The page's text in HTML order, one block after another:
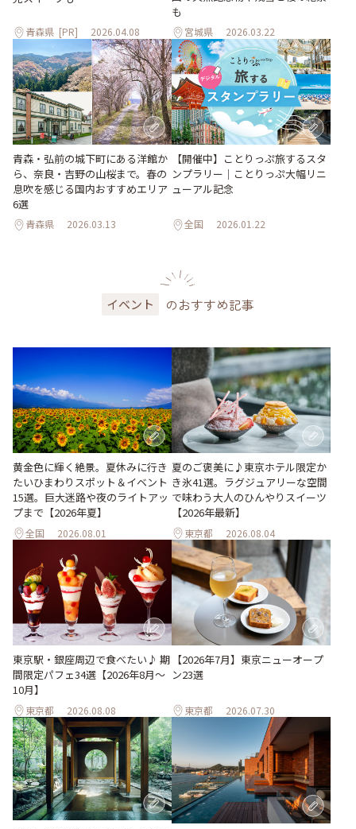
青森県 [PR] 2026.04.08
も
宮城県 2026.03.22
青森・弘前の城下町にある洋館か
ら、奈良・吉野の山桜まで。春の
息吹を感じる国内おすすめエリア
6選
青森県 2026.03.13
【開催中】ことりっぷ旅するスタ
ンプラリー｜ことりっぷ大幅リニ
ューアル記念
全国 2026.01.22
イベント のおすすめ記事
黄金色に輝く絶景。夏休みに行き
たいひまわりスポット＆イベント
15選。巨大迷路や夜のライトアッ
プまで【2026年夏】
全国 2026.08.01
夏のご褒美に♪東京ホテル限定か
き氷41選。ラグジュアリーな空間
で味わう大人のひんやりスイーツ
【2026年最新】
東京都 2026.08.04
東京駅・銀座周辺で食べたい♪ 期
間限定パフェ34選【2026年8月～
10月】
東京都 2026.08.08
【2026年7月】東京ニューオープ
ン23選
東京都 2026.07.30